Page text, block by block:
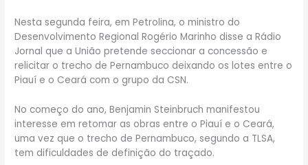
Nesta segunda feira, em Petrolina, o ministro do
Desenvolvimento Regional Rogério Marinho disse a Rádio
Jornal que a União pretende seccionar a concessão e
relicitar o trecho de Pernambuco deixando os lotes entre o
Piauí e o Ceará com o grupo da CSN.
No começo do ano, Benjamin Steinbruch manifestou
interesse em retomar as obras entre o Piauí e o Ceará,
uma vez que o trecho de Pernambuco, segundo a TLSA,
tem dificuldades de definição do traçado.